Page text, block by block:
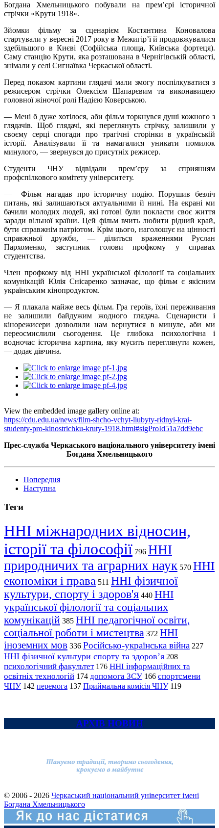
Богдана Хмельницького побували на прем’єрі історичної
стрічки «Крути 1918».
Зйомки фільму за сценарієм Костянтина Коновалова
стартували у вересні 2017 року в Межигір’ї й продовжувалися
здебільшого в Києві (Софійська площа, Київська фортеця).
Саму станцію Крути, яка розташована в Чернігівській області,
знімали у селі Сигнаївка Черкаської області.
Перед показом картини глядачі мали змогу поспілкуватися з
режисером стрічки Олексієм Шапарєвим та виконавицею
головної жіночої ролі Надією Коверською.
— Мені б дуже хотілося, аби фільм торкнувся душі кожного з
глядачів. Щоб глядачі, які переглянуть стрічку, залишили у
своєму серці спогади про трагічні сторінки в українській
історії. Аналізували її та намагалися уникати помилок
минулого, — звернувся до присутніх режисер.
Студенти ЧНУ відвідали прем’єру за сприянням
профспілкового комітету університету.
— Фільм нагадав про історичну подію. Порушив безліч
питань, які залишаються актуальними й нині. На екрані ми
бачили молодих людей, які готові були покласти своє життя
заради вільної країни. Цей фільм вчить любити рідний край,
бути справжнім патріотом. Крім цього, наголошує на цінності
справжньої дружби, — ділиться враженнями Руслан
Пархоменко, заступник голови профкому у справах
студентства.
Член профкому від ННІ української філології та соціальних
комунікацій Юлія Снісаренко зазначає, що фільм є якісним
українським кінопродуктом.
— Я плакала майже весь фільм. Гра героїв, їхні переживання
не залишили байдужим жодного глядача. Сценаристи і
кінорежисери дозволили нам вернутися в минуле, аби ми
переосмислили сьогодення. Це глибока психологічна і
водночас історична картина, яку мусить переглянути кожен,
— додає дівчина.
View the embedded image gallery online at:
https://cdu.edu.ua/news/film-shcho-vchyt-liubyty-ridnyi-krai-
studenty-pro-kinostrichku-kruty-1918.html#sigProId51a7dd9ebc
Прес-служба Черкаського національного університету імені
Богдана Хмельницького
Попередня
Наступна
Теги
ННІ міжнародних відносин,
історії та філософії 796 ННІ
природничих та аграрних наук 570 ННІ
економіки і права 511 ННІ фізичної
культури, спорту і здоров'я 440 ННІ
української філології та соціальних
комунікацій 385 ННІ педагогічної освіти,
соціальної роботи і мистецтва 372 ННІ
іноземних мов 336 Російсько-українська війна 227
ННІ фізичної культури спорту та здоров’я 208
психологічний факультет 176 ННІ інформаційних та
освітніх технологій 174 допомога ЗСУ 166 спортсмени
ЧНУ 142 перемога 137 Приймальна комісія ЧНУ 119
АРХІВ НОВИН
© 2006 - 2026 Черкаський національний університет імені
Богдана Хмельницького